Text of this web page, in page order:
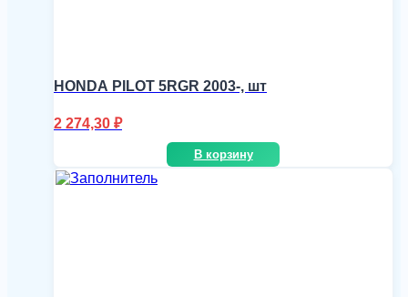
HONDA PILOT 5RGR 2003-, шт
2 274,30 ₽
В корзину